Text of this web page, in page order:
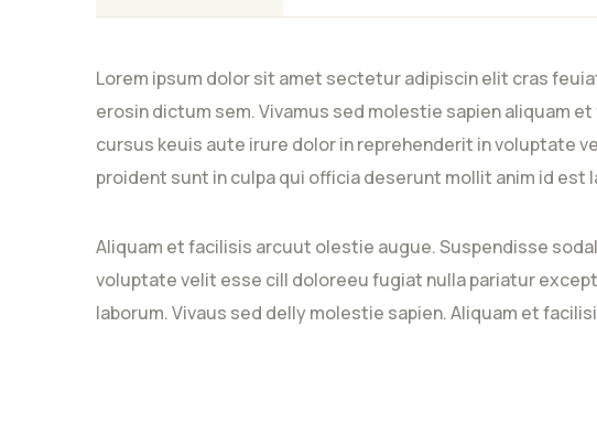
Lorem ipsum dolor sit amet sectetur adipiscin elit cras
erosin dictum sem. Vivamus sed molestie sapien aliquam
cursus keuis aute irure dolor in reprehenderit in voluptate
proident sunt in culpa qui officia deserunt mollit anim id est
Aliquam et facilisis arcuut olestie augue. Suspendisse
voluptate velit esse cill doloreeu fugiat nulla pariatur
laborum. Vivaus sed delly molestie sapien. Aliquam et